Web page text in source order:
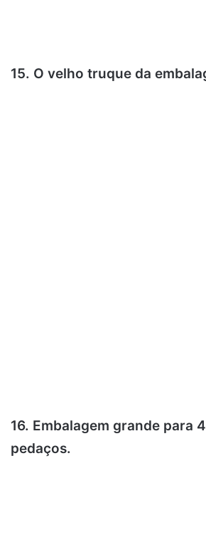
15. O velho truque da
16. Embalagem grande para
pedaços.